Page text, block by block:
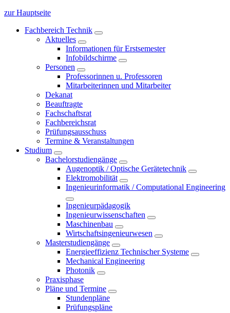
zur Hauptseite
Fachbereich Technik
Aktuelles
Informationen für Erstsemester
Infobildschirme
Personen
Professorinnen u. Professoren
Mitarbeiterinnen und Mitarbeiter
Dekanat
Beauftragte
Fachschaftsrat
Fachbereichsrat
Prüfungsausschuss
Termine & Veranstaltungen
Studium
Bachelorstudiengänge
Augenoptik / Optische Gerätetechnik
Elektromobilität
Ingenieurinformatik / Computational Engineering
Ingenieurpädagogik
Ingenieurwissenschaften
Maschinenbau
Wirtschaftsingenieurwesen
Masterstudiengänge
Energieeffizienz Technischer Systeme
Mechanical Engineering
Photonik
Praxisphase
Pläne und Termine
Stundenpläne
Prüfungspläne